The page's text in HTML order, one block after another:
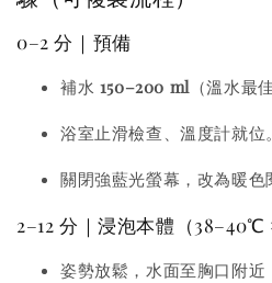
0–2 分｜預備
補水 150–200 ml（溫水最佳
浴室止滑檢查、溫度計就位。
關閉強藍光螢幕，改為暖色
2–12 分｜浸泡本體（38–40℃
姿勢放鬆，水面至胸口附近